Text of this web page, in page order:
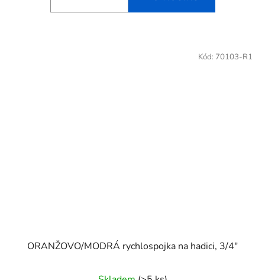
ORANŽOVO/MODRÁ rychlospojka na hadici, 3/4"
Kód: 70103-R1